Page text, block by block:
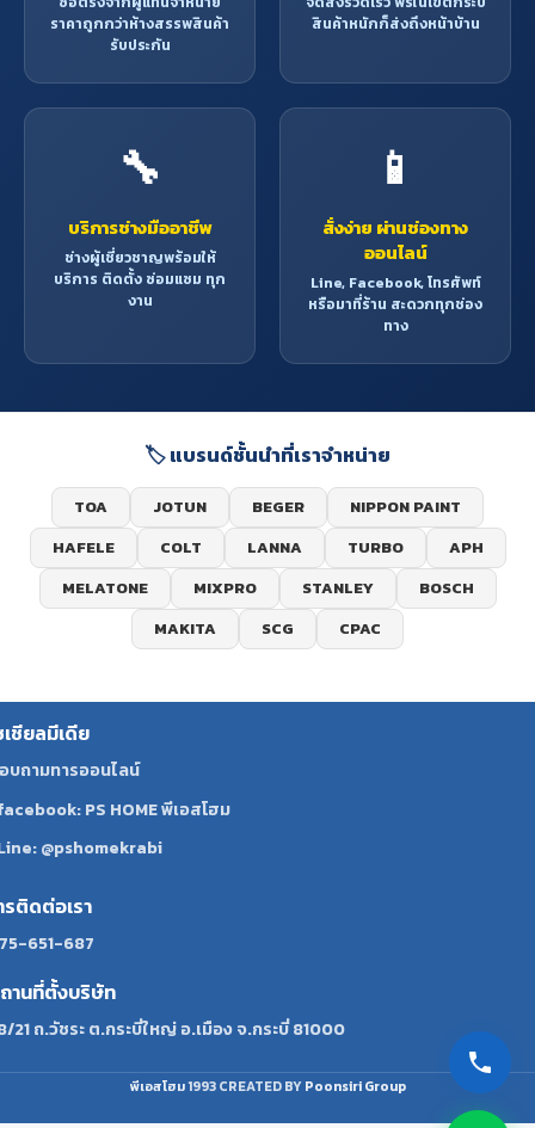
ราคาถูกกว่าห้างสรรพสินค้า
รับประกัน
สินค้าหนักก็ส่งถึงหน้าบ้าน
🔧
บริการช่างมืออาชีพ
ช่างผู้เชี่ยวชาญพร้อมให้
บริการ ติดตั้ง ซ่อมแซม ทุก
งาน
📱
สั่งง่าย ผ่านช่องทาง
ออนไลน์
Line, Facebook, โทรศัพท์
หรือมาที่ร้าน สะดวกทุกช่อง
ทาง
🏷️ แบรนด์ชั้นนำที่เราจำหน่าย
TOA JOTUN BEGER
NIPPON PAINT
HAFELE
COLT LANNA TURBO
APH
MELATONE
MIXPRO STANLEY
BOSCH
MAKITA
SCG CPAC
เชียลมีเดีย
บถามทารออนไลน์
PS HOME พีเอสโฮม
@pshomekrabi
รติดต่อเรา
651-687
านที่ตั้งบริษัท
21 ถ.วัชระ ต.กระบี่ใหญ่ อ.เมือง จ.กระบี่ 81000
พีเอสโฮม1993 CREATED BYPoonsiri Group